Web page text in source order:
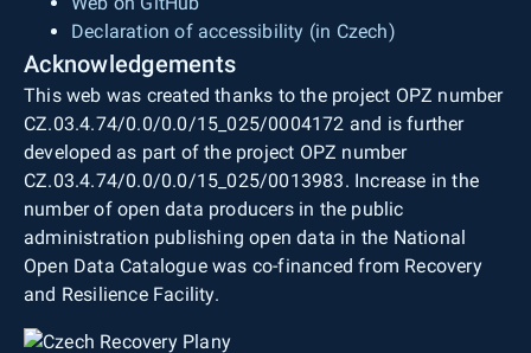
Declaration of accessibility (in Czech)
Acknowledgements
This web was created thanks to the project OPZ number
CZ.03.4.74/0.0/0.0/15_025/0004172 and is further
developed as part of the project OPZ number
CZ.03.4.74/0.0/0.0/15_025/0013983. Increase in the
number of open data producers in the public
administration publishing open data in the National
Open Data Catalogue was co-financed from Recovery
and Resilience Facility.